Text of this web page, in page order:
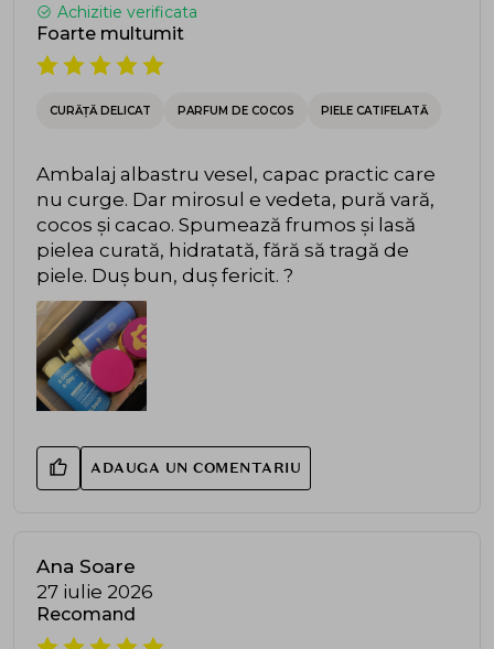
Achizitie verificata
Foarte multumit
CURĂȚĂ DELICAT PARFUM DE COCOS PIELE CATIFELATĂ
Ambalaj albastru vesel, capac practic care
nu curge. Dar mirosul e vedeta, pură vară,
cocos și cacao. Spumează frumos și lasă
pielea curată, hidratată, fără să tragă de
piele. Duș bun, duș fericit. ?
ADAUGA UN COMENTARIU
Ana Soare
27 iulie 2026
Recomand